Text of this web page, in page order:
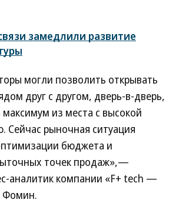
замедлили развитие
могли позволить открывать
друг с другом, дверь-в-дверь,
максимум из места с высокой
Сейчас рыночная ситуация
бюджета и
точек продаж»,—
аналитик компании «F+ tech —
Фомин.